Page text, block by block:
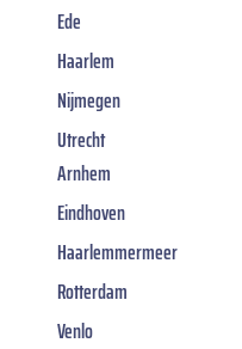
Ede
Haarlem
Nijmegen
Utrecht
Arnhem
Eindhoven
Haarlemmermeer
Rotterdam
Venlo